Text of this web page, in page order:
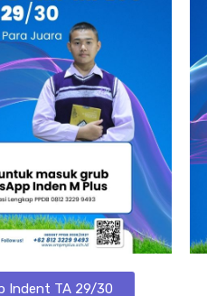
Indent TA 29/30